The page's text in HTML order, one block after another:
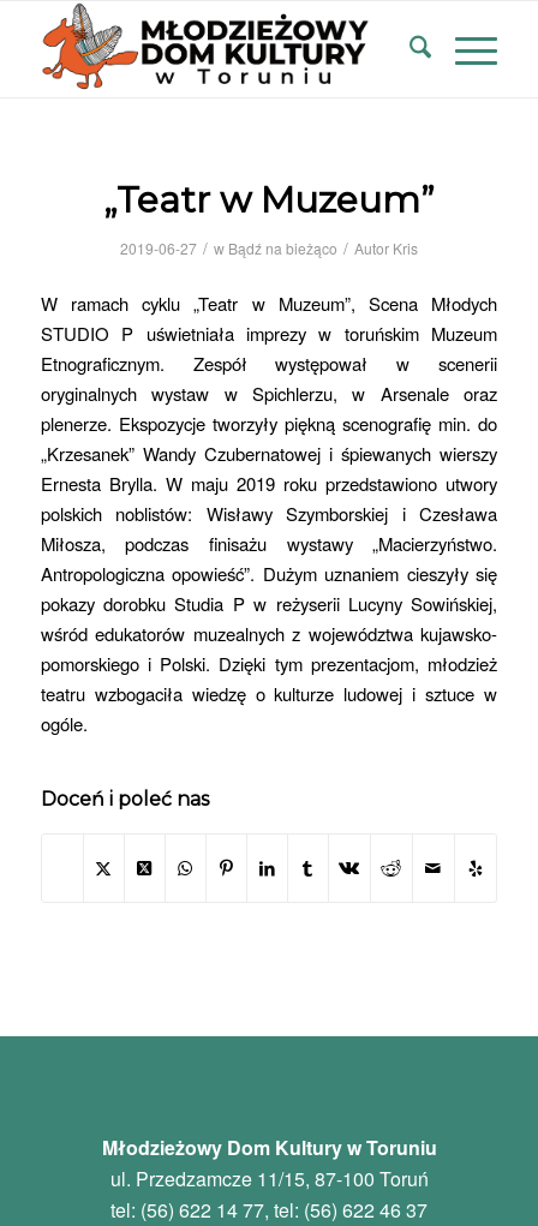
„Teatr w Muzeum”
2019-06-27 / w Bądź na bieżąco / Autor Kris
W ramach cyklu „Teatr w Muzeum”, Scena Młodych
STUDIO P uświetniała imprezy w toruńskim Muzeum
Etnograficznym. Zespół występował w scenerii
oryginalnych wystaw w Spichlerzu, w Arsenale oraz
plenerze. Ekspozycje tworzyły piękną scenografię min. do
„Krzesanek” Wandy Czubernatowej i śpiewanych wierszy
Ernesta Brylla. W maju 2019 roku przedstawiono utwory
polskich noblistów: Wisławy Szymborskiej i Czesława
Miłosza, podczas finisażu wystawy „Macierzyństwo.
Antropologiczna opowieść”. Dużym uznaniem cieszyły się
pokazy dorobku Studia P w reżyserii Lucyny Sowińskiej,
wśród edukatorów muzealnych z województwa kujawsko-
pomorskiego i Polski. Dzięki tym prezentacjom, młodzież
teatru wzbogaciła wiedzę o kulturze ludowej i sztuce w
ogóle.
Doceń i poleć nas
Młodzieżowy Dom Kultury w Toruniu
ul. Przedzamcze 11/15, 87-100 Toruń
tel: (56) 622 14 77, tel: (56) 622 46 37